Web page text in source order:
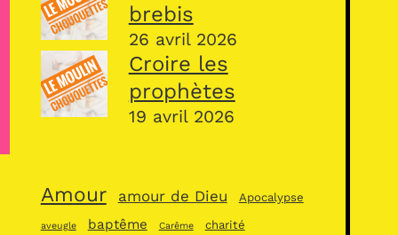
brebis
26 avril 2026
Croire les
prophètes
19 avril 2026
Amour amour de Dieu Apocalypse
aveugle baptême Carême charité